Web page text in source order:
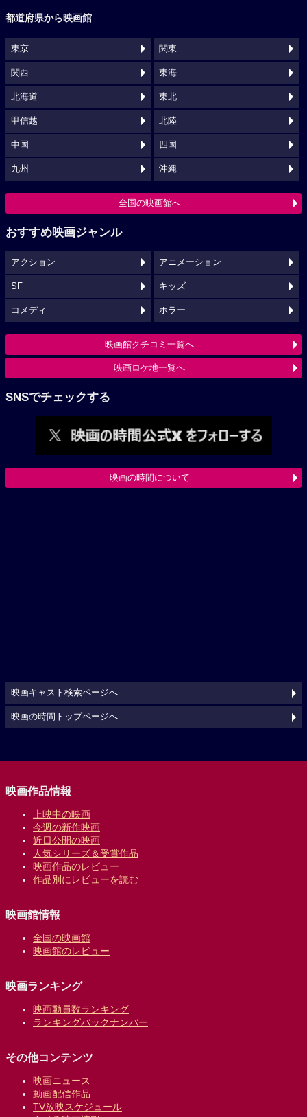
都道府県から映画館
東京 関東
関西 東海
北海道 東北
甲信越 北陸
中国 四国
九州 沖縄
全国の映画館へ
おすすめ映画ジャンル
アクション アニメーション
SF キッズ
コメディ ホラー
映画館クチコミ一覧へ
映画ロケ地一覧へ
SNSでチェックする
映画の時間について
映画キャスト検索ページへ
映画の時間トップページへ
映画作品情報
上映中の映画
今週の新作映画
近日公開の映画
人気シリーズ＆受賞作品
映画作品のレビュー
作品別にレビューを読む
映画館情報
全国の映画館
映画館のレビュー
映画ランキング
映画動員数ランキング
ランキングバックナンバー
その他コンテンツ
映画ニュース
動画配信作品
TV放映スケジュール